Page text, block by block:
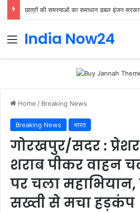
India Now24
Home / Breaking News
Breaking News भारत
गोरखपुर/सदर :
शराब पीकर वाहन
पर चला
सख्ती से मचा हड़कंप